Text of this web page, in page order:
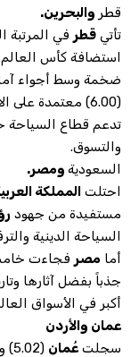
قطر والبحرين.
تأتي قطر
ضخمة وسط أجواء
(6.00) معتمدة
تدعم قطاع السياحة
والتسوق.
السعودية ومصر.
احتلت المملكة
مستفيدة من جهود
السياحة الدينية
أما مصر
جذباً بفضل آثارها
أكبر في الأسواق
عمان والأردن
سجلت عُمان (5.02) و